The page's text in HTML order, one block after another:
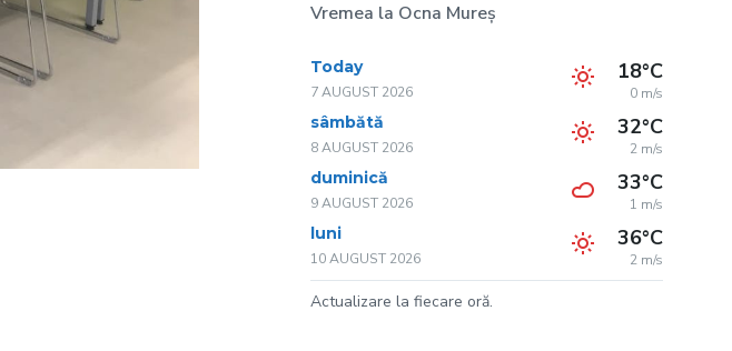
Vremea la Ocna Mureș
Today
7 AUGUST 2026
18°C
0 m/s
sâmbătă
8 AUGUST 2026
32°C
2 m/s
duminică
9 AUGUST 2026
33°C
1 m/s
luni
10 AUGUST 2026
36°C
2 m/s
Actualizare la fiecare oră.